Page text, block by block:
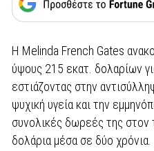
Η Melinda French Gates
ύψους 215 εκατ. δολαρίων
εστιάζοντας στην
ψυχική υγεία και την
συνολικές δωρεές της στον
δολάρια μέσα σε δύο χρόνια.